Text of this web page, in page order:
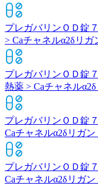
プレガバリンＯＤ錠
> Caチャネルα2δリガ
プレガバリンＯＤ錠
熱薬 > Caチャネル
プレガバリンＯＤ錠
Caチャネルα2δリガン
プレガバリンＯＤ錠
Caチャネルα2δリガン